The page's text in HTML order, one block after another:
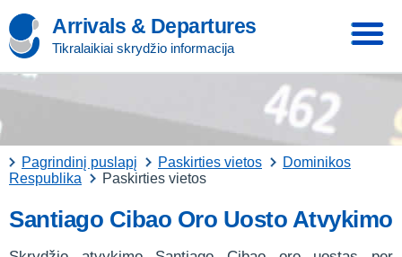
Arrivals & Departures
Tikralaikiai skrydžio informacija
Pagrindinį puslapį Paskirties vietos
Dominikos
Respublika
Paskirties vietos
Santiago Cibao Oro Uosto Atvykimo